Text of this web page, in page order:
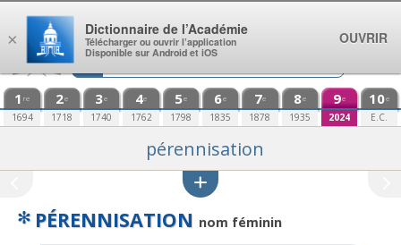
Aller au contenu
1 re
1694
2e
1718
3e
1740
4e
1762
5e
1798
6e
1835
7e
1878
8e
1935
9e
2024
10e
E.C.
pérennisation
✻ PÉRENNISATION nom féminin
×
Dictionnaire de l’Académie
Télécharger ou ouvrir l’application
Disponible sur Android et iOS
OUVRIR